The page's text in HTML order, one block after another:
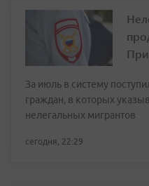
За июль в систему
граждан, в которых
нелегальных мигрантов
сегодня, 22:29